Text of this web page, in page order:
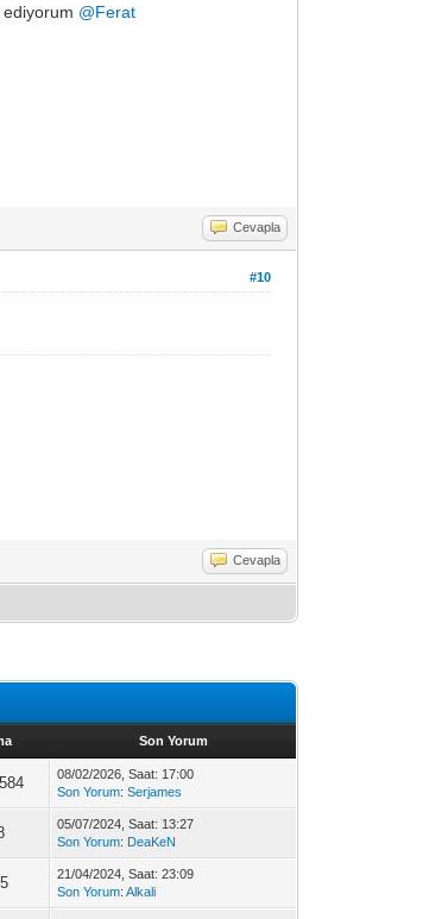
ediyorum @Ferat
Cevapla
#10
Cevapla
Son Yorum
08/02/2026, Saat: 17:00
Son Yorum:Serjames
05/07/2024, Saat: 13:27
Son Yorum: DeaKeN
21/04/2024, Saat: 23:09
Son Yorum:Alkali